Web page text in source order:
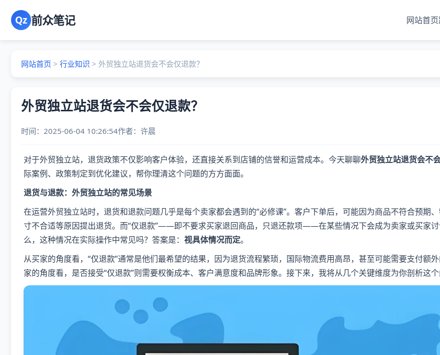
Qz 前众笔记 网站首页
网站首页 > 行业知识 > 外贸独立站退货会不会仅退款？
外贸独立站退货会不会仅退款？
时间：2025-06-04 10:26:54作者： 许晨
对于外贸独立站，退货政策不仅影响客户体验，还直接关系到店铺的信誉和运营成本。今天聊聊外贸独立站退货会不
际案例、政策制定到优化建议，帮你理清这个问题的方方面面。
退货与退款：外贸独立站的常见场景
在运营外贸独立站时，退货和退款问题几乎是每个卖家都会遇到的“必修课”。客户下单后，可能因为商品不符合预期
寸不合适等原因提出退货。而“仅退款”——即不要求买家退回商品，只退还款项——在某些情况下会成为卖家或买家
么，这种情况在实际操作中常见吗？答案是： 视具体情况而定。
从买家的角度看，“仅退款”通常是他们最希望的结果，因为退货流程繁琐，国际物流费用高昂，甚至可能需要支付额
家的角度看，是否接受“仅退款”则需要权衡成本、客户满意度和品牌形象。接下来，我将从几个关键维度为你剖析这个